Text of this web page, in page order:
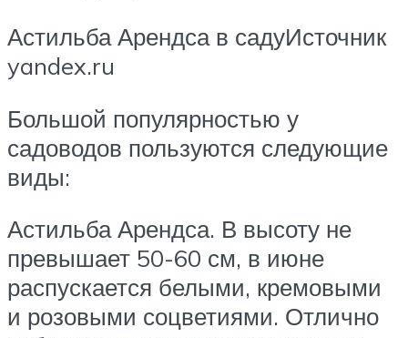
Астильба Арендса в садуИсточник
yandex.ru
Большой популярностью у
садоводов пользуются следующие
виды:
Астильба Арендса. В высоту не
превышает 50-60 см, в июне
распускается белыми, кремовыми
и розовыми соцветиями. Отлично